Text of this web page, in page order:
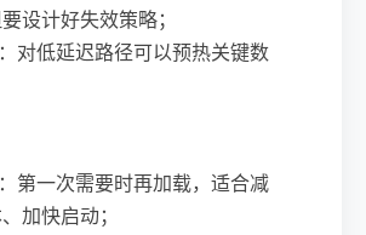
设计好失效策略；
对低延迟路径可以预热关键数
第一次需要时再加载，适合减
加快启动；